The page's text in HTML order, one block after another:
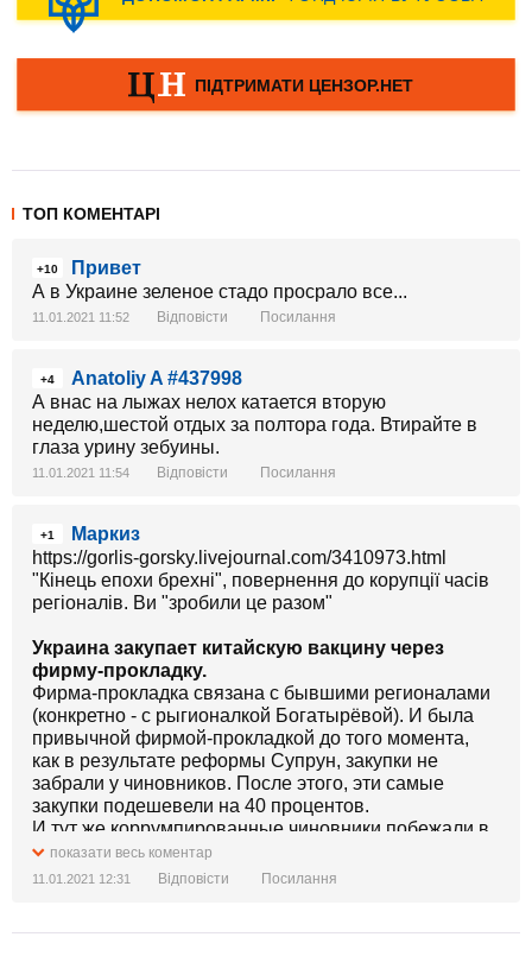
ТОП КОМЕНТАРІ
+10
Привет
А в Украине зеленое стадо просрало все...
11.01.2021 11:52 Відповісти Посилання
+4
Anatoliy A #437998
А внас на лыжах нелох катается вторую
неделю,шестой отдых за полтора года. Втирайте в
глаза урину зебуины.
11.01.2021 11:54 Відповісти Посилання
+1
Маркиз
https://gorlis-gorsky.livejournal.com/3410973.html
"Кінець епохи брехні", повернення до корупції часів
регіоналів. Ви "зробили це разом"
Украина закупает китайскую вакцину через
фирму-прокладку.
Фирма-прокладка связана с бывшими регионалами
(конкретно - с рыгионалкой Богатырёвой). И была
привычной фирмой-прокладкой до того момента,
как в результате реформы Супрун, закупки не
забрали у чиновников. После этого, эти самые
закупки подешевели на 40 процентов.
И тут же коррумпированные чиновники побежали в
телевизор говорить о "внешнем управлении".
Теперь вот, вакцину опять закупают чиновники,
показати весь коментар
11.01.2021 12:31 Відповісти Посилання